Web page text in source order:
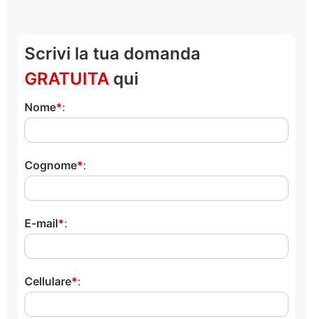
Scrivi la tua domanda
GRATUITA qui
Nome :
Cognome :
E-mail :
Cellulare :